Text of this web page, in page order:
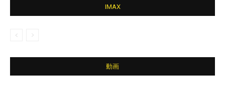
IMAX
動画